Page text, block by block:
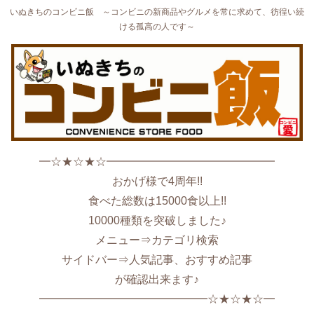
いぬきちのコンビニ飯 ～コンビニの新商品やグルメを常に求めて、彷徨い続
ける孤高の人です～
━☆★☆★☆━━━━━━━━━━━━━━━
おかげ様で4周年!!
食べた総数は15000食以上!!
10000種類を突破しました♪
メニュー⇒カテゴリ検索
サイドバー⇒人気記事、おすすめ記事
が確認出来ます♪
━━━━━━━━━━━━━━━☆★☆★☆━